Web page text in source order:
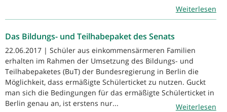
Weiterlesen
Das Bildungs- und Teilhabepaket des Senats
22.06.2017 | Schüler aus einkommensärmeren Familien
erhalten im Rahmen der Umsetzung des Bildungs- und
Teilhabepaketes (BuT) der Bundesregierung in Berlin die
Möglichkeit, dass ermäßigte Schülerticket zu nutzen. Guckt
man sich die Bedingungen für das ermäßigte Schülerticket in
Berlin genau an, ist erstens nur...
Weiterlesen